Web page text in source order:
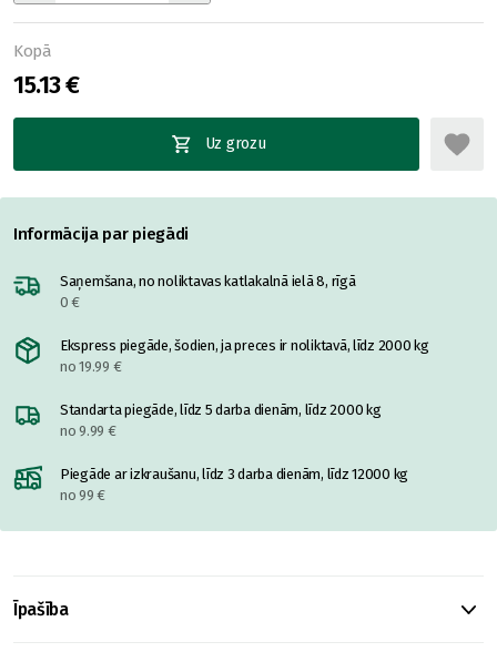
Kopā
15.13 €
Uz grozu
Informācija par piegādi
Saņemšana, no noliktavas katlakalnā ielā 8, rīgā
0 €
Ekspress piegāde, šodien, ja preces ir noliktavā, līdz 2000 kg
no 19.99 €
Standarta piegāde, līdz 5 darba dienām, līdz 2000 kg
no 9.99 €
Piegāde ar izkraušanu, līdz 3 darba dienām, līdz 12000 kg
no 99 €
Īpašība